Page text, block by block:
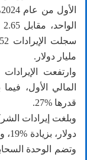
مليار دولار.‏
قدرها %27.‏